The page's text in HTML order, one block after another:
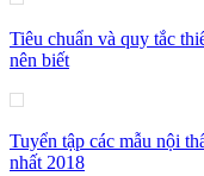
Tiêu chuẩn và quy tắc
nên biết
Tuyển tập các mẫu nội
nhất 2018